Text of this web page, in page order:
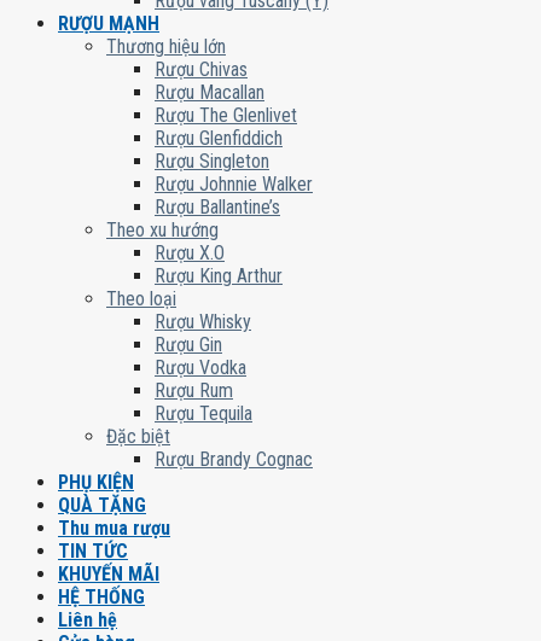
RƯỢU MẠNH
Thương hiệu lớn
Rượu Chivas
Rượu Macallan
Rượu The Glenlivet
Rượu Glenfiddich
Rượu Singleton
Rượu Johnnie Walker
Rượu Ballantine’s
Theo xu hướng
Rượu X.O
Rượu King Arthur
Theo loại
Rượu Whisky
Rượu Gin
Rượu Vodka
Rượu Rum
Rượu Tequila
Đặc biệt
Rượu Brandy Cognac
PHỤ KIỆN
QUÀ TẶNG
Thu mua rượu
TIN TỨC
KHUYẾN MÃI
HỆ THỐNG
Liên hệ